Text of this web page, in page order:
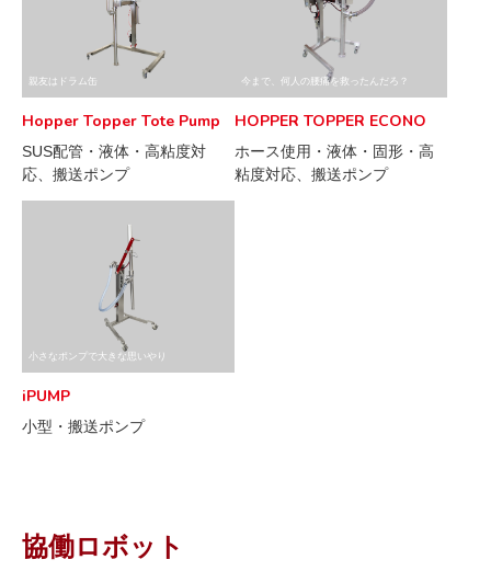
親友はドラム缶
Hopper Topper Tote Pump
SUS配管・液体・高粘度対
応、搬送ポンプ
今まで、何人の腰痛を救ったんだろ？
HOPPER TOPPER ECONO
ホース使用・液体・固形・高
粘度対応、搬送ポンプ
小さなポンプで大きな思いやり
iPUMP
小型・搬送ポンプ
協働ロボット